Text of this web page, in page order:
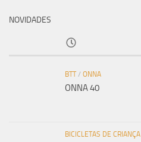
NOVIDADES
BTT/ ONNA
ONNA 40
BICICLETAS DE CRIANÇA